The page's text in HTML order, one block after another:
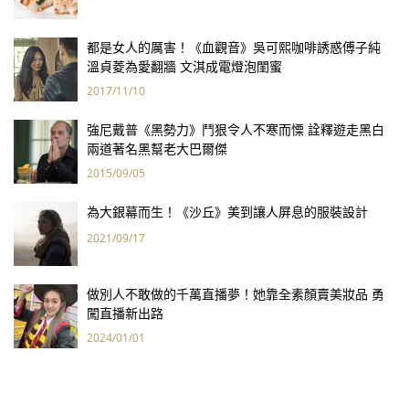
都是女人的厲害！《血觀音》吳可熙咖啡誘惑傅子純
溫貞菱為愛翻牆 文淇成電燈泡閨蜜
2017/11/10
強尼戴普《黑勢力》鬥狠令人不寒而慄 詮釋遊走黑白
兩道著名黑幫老大巴爾傑
2015/09/05
為大銀幕而生！《沙丘》美到讓人屏息的服裝設計
2021/09/17
做別人不敢做的千萬直播夢！她靠全素顏賣美妝品 勇
闖直播新出路
2024/01/01